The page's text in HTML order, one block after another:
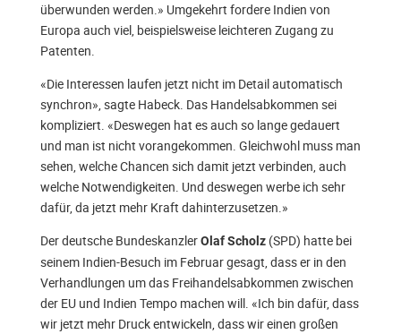
überwunden werden.» Umgekehrt fordere Indien von
Europa auch viel, beispielsweise leichteren Zugang zu
Patenten.
«Die Interessen laufen jetzt nicht im Detail automatisch
synchron», sagte Habeck. Das Handelsabkommen sei
kompliziert. «Deswegen hat es auch so lange gedauert
und man ist nicht vorangekommen. Gleichwohl muss man
sehen, welche Chancen sich damit jetzt verbinden, auch
welche Notwendigkeiten. Und deswegen werbe ich sehr
dafür, da jetzt mehr Kraft dahinterzusetzen.»
Der deutsche BundeskanzlerOlaf Scholz(SPD) hatte bei
seinem Indien-Besuch im Februar gesagt, dass er in den
Verhandlungen um das Freihandelsabkommen zwischen
der EU und Indien Tempo machen will. «Ich bin dafür, dass
wir jetzt mehr Druck entwickeln, dass wir einen großen